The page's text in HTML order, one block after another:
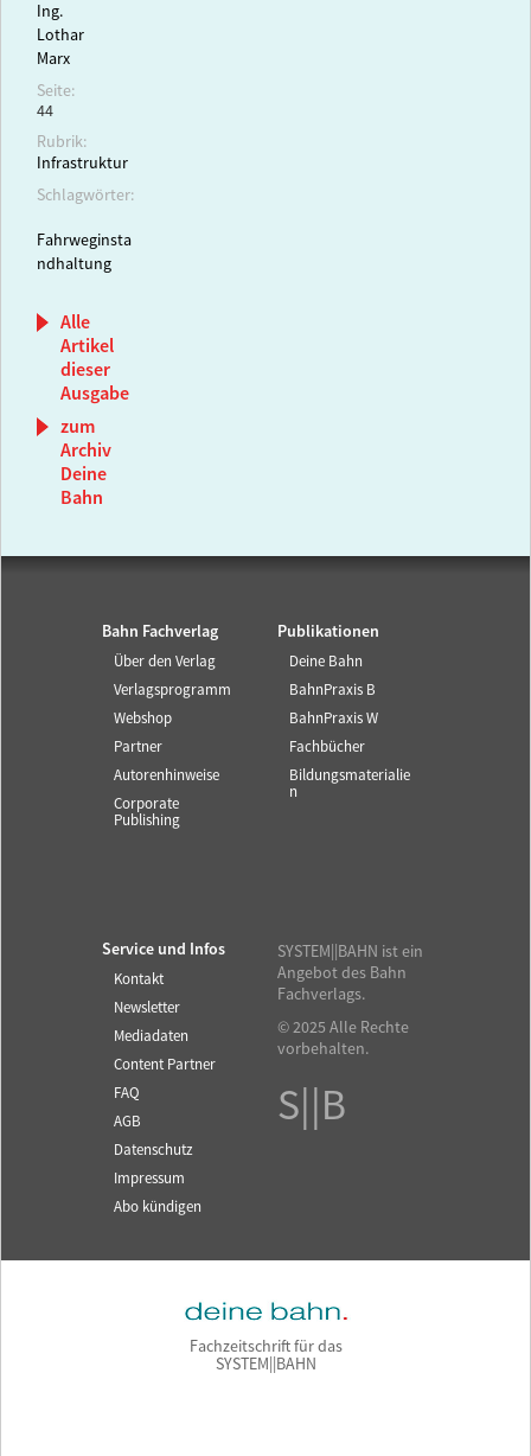
Ing.
Lothar
Marx
Seite:
44
Rubrik:
Infrastruktur
Schlagwörter:
Fahrweginsta
ndhaltung
Alle
Artikel
dieser
Ausgabe
zum
Archiv
Deine
Bahn
Bahn Fachverlag
Über den Verlag
Verlagsprogramm
Webshop
Partner
Autorenhinweise
Corporate
Publishing
Publikationen
Deine Bahn
BahnPraxis B
BahnPraxis W
Fachbücher
Bildungsmaterialie
n
Service und Infos
Kontakt
Newsletter
Mediadaten
Content Partner
FAQ
AGB
Datenschutz
Impressum
Abo kündigen
SYSTEM||BAHN ist ein
Angebot des Bahn
Fachverlags.
© 2025 Alle Rechte
vorbehalten.
S||B
Fachzeitschrift für das
SYSTEM||BAHN